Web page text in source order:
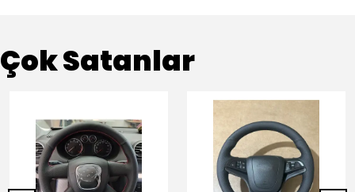
Çok Satanlar